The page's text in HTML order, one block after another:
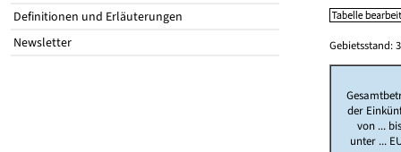
Definitionen und Erläuterungen
Newsletter
Gebietsstand:
der
von ...
unter ...